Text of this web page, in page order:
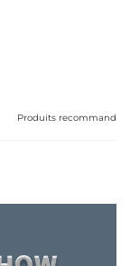
Produits recommandés